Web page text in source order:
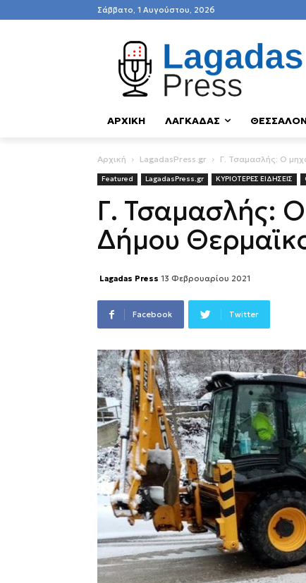
Σάββατο, 1 Αυγούστου, 2026
ΑΡΧΙΚΗ ΛΑΓΚΑΔΑΣ
Αρχική LagadasPress.gr Γ. Τσαμασλής: Ο
Featured LagadasPress.gr ΚΥΡΙΟΤΕΡΕΣ ΕΙΔΗΣΕΙΣ
Γ. Τσαμασλής:
Δήμου
Lagadas Press 13 Φεβρουαρίου 2021
Facebook Twitter